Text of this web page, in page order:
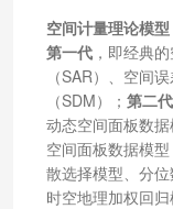
空间计量理论模
第一代 ，即经典
（SAR）、空间
（SDM）； 第二代
动态空间面板数据
空间面板数据模
散选择模型、分位
时空地理加权回归